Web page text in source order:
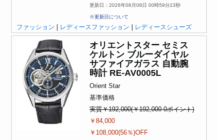
更新日：2026年08月08日 00時59分23秒
※更新日について
ファッション レディースファッション レディースシューズ
オリエントスター セミス
ケルトン ブルーダイヤル
サファイアガラス 自動腕
時計 RE-AV0005L
Orient Star
基準価格
実質￥192,000(￥192,000-0ポイント)
￥84,000
￥108,000(56％)OFF